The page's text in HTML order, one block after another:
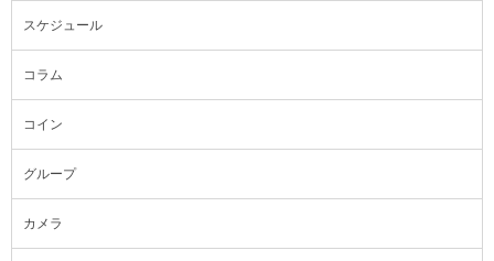
スケジュール
コラム
コイン
グループ
カメラ